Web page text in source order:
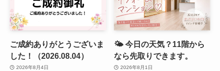
ご成約ありがとうございま
した！（2026.08.04）
2026年8月4日
🌤️ 今日の天気？11階から
なら先取りできます。
2026年8月1日